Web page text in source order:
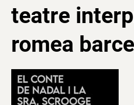
teatre
romea